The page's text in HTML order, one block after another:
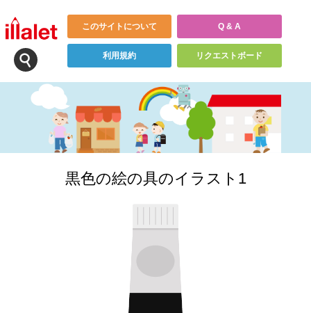
このサイトについて Q & A
利用規約 リクエストボード
黒色の絵の具のイラスト1